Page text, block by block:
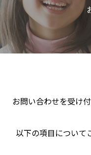
お問い合わせを受け
以下の項目につい